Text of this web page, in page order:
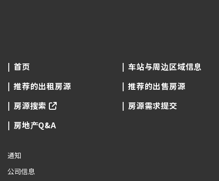
首页
车站与周边区域信息
推荐的出租房源
推荐的出售房源
房源搜索
房源需求提交
房地产Q&A
通知
公司信息